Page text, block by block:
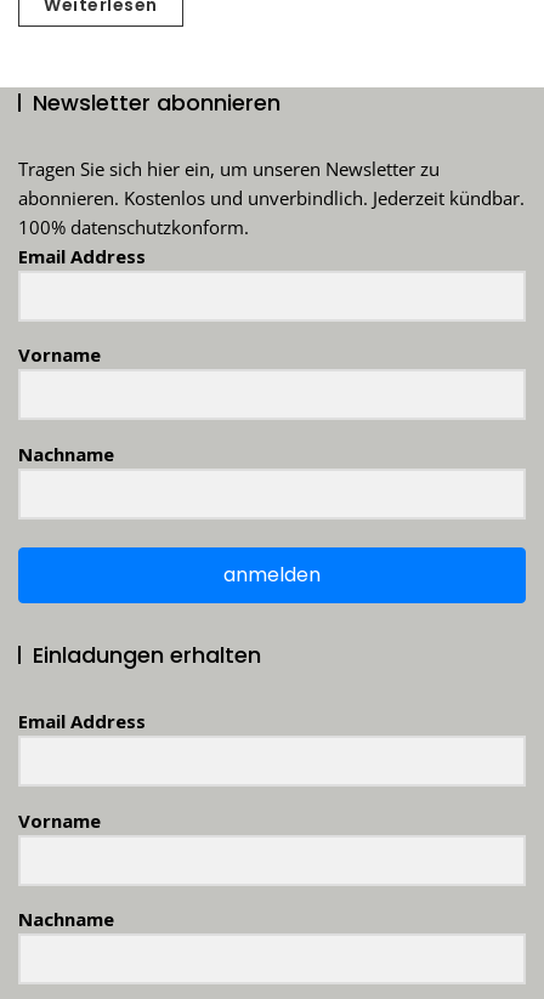
Newsletter abonnieren
Tragen Sie sich hier ein, um unseren Newsletter zu
abonnieren. Kostenlos und unverbindlich. Jederzeit kündbar.
100% datenschutzkonform.
Email Address
Vorname
Nachname
anmelden
Einladungen erhalten
Email Address
Vorname
Nachname